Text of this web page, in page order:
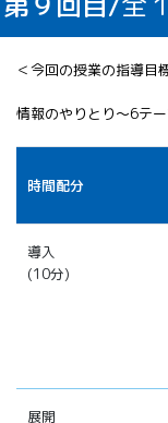
＜今回の授業の指導目
情報のやりとり～6テ
時間配分
導入
(10分)
展開